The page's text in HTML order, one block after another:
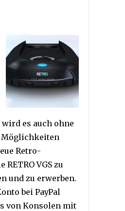
wird es auch ohne
Retro-
RETRO VGS zu
und zu erwerben.
bei PayPal
von Konsolen mit